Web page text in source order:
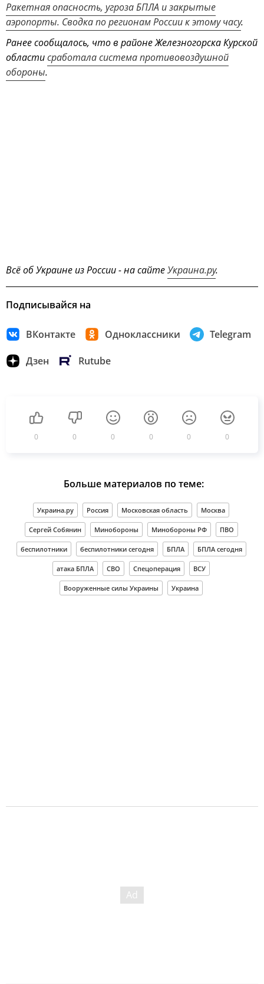
Ракетная опасность, угроза БПЛА и закрытые
аэропорты. Сводка по регионам России к этому часу.
Ранее сообщалось, что в районе Железногорска Курской
областисработала система противовоздушной
обороны.
Всё об Украине из России - на сайтеУкраина.ру.
Подписывайся на
ВКонтакте Одноклассники Telegram
Дзен Rutube
0 0 0 0 0 0
Больше материалов по теме:
Украина.ру Россия Московская область Москва
Сергей Собянин Минобороны Минобороны РФ ПВО
беспилотники беспилотники сегодня БПЛА БПЛА сегодня
атака БПЛА СВО Спецоперация ВСУ
Вооруженные силы Украины Украина